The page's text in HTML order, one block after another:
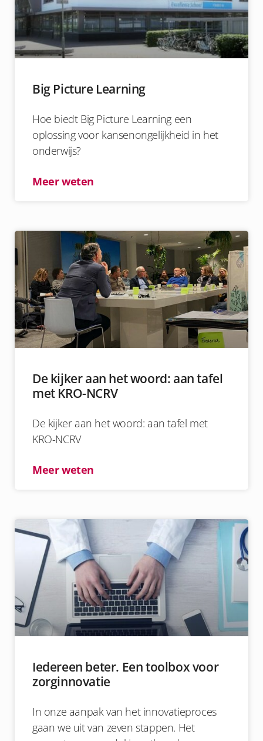
Big Picture Learning
Hoe biedt Big Picture Learning een
oplossing voor kansenongelijkheid in het
onderwijs?
Meer weten
De kijker aan het woord: aan tafel
met KRO-NCRV
De kijker aan het woord: aan tafel met
KRO-NCRV
Meer weten
Iedereen beter. Een toolbox voor
zorginnovatie
In onze aanpak van het innovatieproces
gaan we uit van zeven stappen. Het